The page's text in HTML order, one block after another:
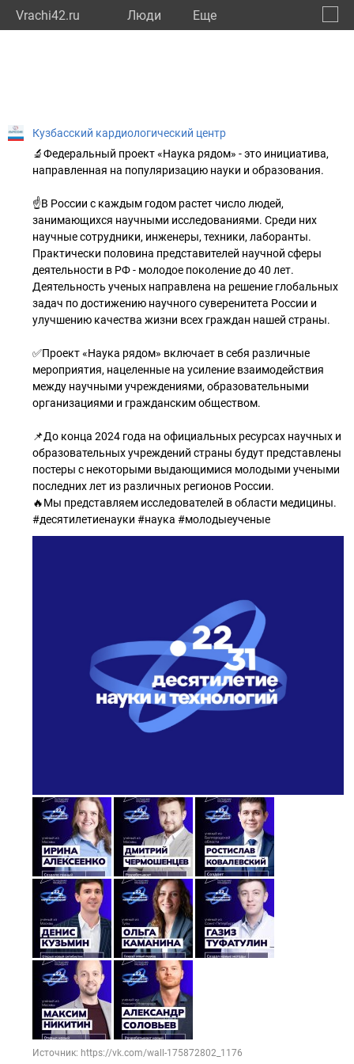
Vrachi42.ru Люди Eще
Кузбасский кардиологический центр
🔬Федеральный проект «Наука рядом» - это инициатива,
направленная на популяризацию науки и образования.
☝В России с каждым годом растет число людей,
занимающихся научными исследованиями. Среди них
научные сотрудники, инженеры, техники, лаборанты.
Практически половина представителей научной сферы
деятельности в РФ - молодое поколение до 40 лет.
Деятельность ученых направлена на решение глобальных
задач по достижению научного суверенитета России и
улучшению качества жизни всех граждан нашей страны.
✅Проект «Наука рядом» включает в себя различные
мероприятия, нацеленные на усиление взаимодействия
между научными учреждениями, образовательными
организациями и гражданским обществом.
📌До конца 2024 года на официальных ресурсах научных и
образовательных учреждений страны будут представлены
постеры с некоторыми выдающимися молодыми учеными
последних лет из различных регионов России.
🔥Мы представляем исследователей в области медицины.
#десятилетиенауки #наука #молодыеученые
Источник: https://vk.com/wall-175872802_1176